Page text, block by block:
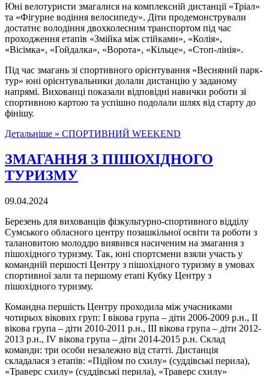
Юні велотуристи змагалися на комплексній дистанції «Тріал»
та «Фігурне водіння велосипеду». Діти продемонстрували
достатнє володіння двохколесним транспортом під час
проходження етапів «Змійка між стійками», «Колія»,
«Вісімка», «Гойдалка», «Ворота», «Кільце», «Стоп-лінія».
Під час змагань зі спортивного орієнтування «Весняний парк-
тур» юні орієнтувальники долали дистанцію у заданому
напрямі. Вихованці показали відповідні навички роботи зі
спортивною картою та успішно подолали шлях від старту до
фінішу.
Детальніше » СПОРТИВНИЙ WEEKEND
ЗМАГАННЯ З ПІШОХІДНОГО
ТУРИЗМУ
09.04.2024
Березень для вихованців фізкультурно-спортивного відділу
Сумського обласного центру позашкільної освіти та роботи з
талановитою молоддю виявився насиченим на змагання з
пішохідного туризму. Так, юні спортсмени взяли участь у
командній першості Центру з пішохідного туризму в умовах
спортивної зали та першому етапі Кубку Центру з
пішохідного туризму.
Командна першість Центру проходила між учасниками
чотирьох вікових груп: І вікова група – діти 2006-2009 р.н., ІІ
вікова група – діти 2010-2011 р.н., ІІІ вікова група – діти 2012-
2013 р.н., ІV вікова група – діти 2014-2015 р.н. Склад
команди: три особи незалежно від статті. Дистанція
складалася з етапів: «Підйом по схилу» (суддівські перила),
«Траверс схилу» (суддівські перила), «Траверс схилу»